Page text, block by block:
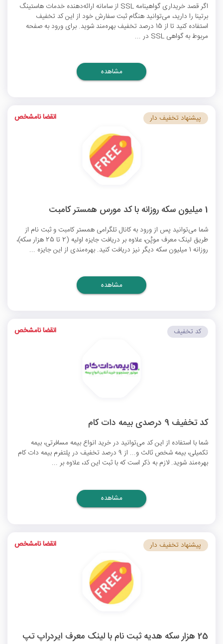
اگر قصد خریداری گواهینامه SSL از سامانه ارائه‌دهنده خدمات هاستینگ
برتینا را دارید، می‌توانید هنگام ثبت سفارش خود از این کد تخفیف
استفاده کنید تا از 15 درصد تخفیف بهره‌مند شوید. برای ورود به صفحه
مربوط به گواهی SSL در ...
مشاهده
1 میلیون سکه روزانه با کد مورس همستر کامبت
شما می‌توانید پس از ورود به کانال تلگرامی همستر کامبت و ثبت نام از
طریق لینک معرف موپُن، علاوه بر دریافت جایزه اولیه (2 تا 25 هزار سکه)،
روزانه 1 میلیون سکه دیگر نیز دریافت کنید. بهره‌مندی از این جایزه ...
پیشنهاد تخفیف دار انقضا نامشخص
مشاهده
کد تخفیف 9 درصدی بیمه دات کام
شما با استفاده از این کد می‌توانید در خرید انواع بیمه مسافرتی، بیمه
تکمیلی، بیمه شخص ثالث و... از 9 درصد تخفیف در پلتفرم بیمه دات کام
بهره‌مند شوید. لازم به ذکر است که با ثبت این کد، علاوه بر ...
کد تخفیف انقضا نامشخص
مشاهده
25 هزار سکه هدیه ثبت نام با لینک معرف ایردراپ تپ
پیشنهاد تخفیف دار انقضا نامشخص